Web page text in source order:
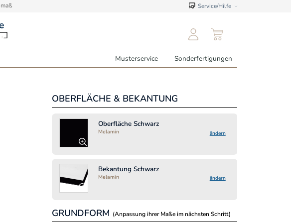
Service/Hilfe
Musterservice Sonderfertigungen
OBERFLÄCHE & BEKANTUNG
Oberfläche Schwarz
Melamin ändern
Bekantung Schwarz
Melamin ändern
GRUNDFORM (Anpassung ihrer Maße im nächsten Schritt)